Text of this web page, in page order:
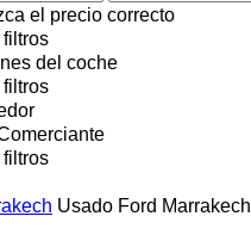
el precio correcto
del coche
Usado Ford Marrakech